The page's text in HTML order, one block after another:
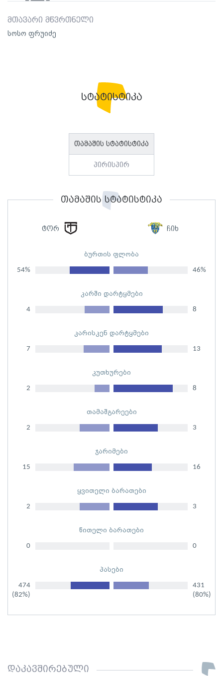
მთავარი მწვრთნელი
სოსო ფრუიძე
სტატისტიკა
თამაშის სტატისტიკა
პირისპირ
თამაშის სტატისტიკა
ტორ ჩიხ
ბურთის ფლობა
54% 46%
კარში დარტყმები
4 8
კარისკენ დარტყმები
7 13
კუთხურები
2 8
თამაშგარეები
2 3
ჯარიმები
15 16
ყვითელი ბარათები
2 3
წითელი ბარათები
0 0
პასები
474
(82%)
431
(80%)
დაკავშირებული